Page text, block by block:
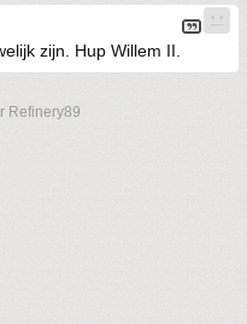
zijn. Hup Willem II.
Refinery89